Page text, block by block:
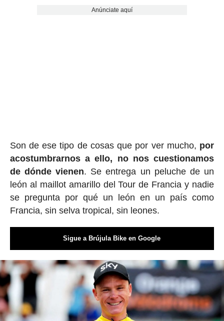
Anúnciate aquí
Son de ese tipo de cosas que por ver mucho, por
acostumbrarnos a ello, no nos cuestionamos
de dónde vienen. Se entrega un peluche de un
león al maillot amarillo del Tour de Francia y nadie
se pregunta por qué un león en un país como
Francia, sin selva tropical, sin leones.
Sigue a Brújula Bike en Google